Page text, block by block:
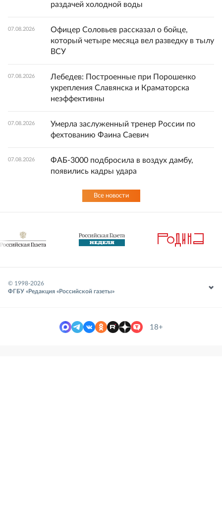
раздачей холодной воды
07.08.2026
Офицер Соловьев рассказал о бойце,
который четыре месяца вел разведку в тылу
ВСУ
07.08.2026
Лебедев: Построенные при Порошенко
укрепления Славянска и Краматорска
неэффективны
07.08.2026
Умерла заслуженный тренер России по
фехтованию Фаина Саевич
07.08.2026
ФАБ-3000 подбросила в воздух дамбу,
появились кадры удара
Все новости
© 1998-2026
ФГБУ «Редакция «Российской газеты»
18+